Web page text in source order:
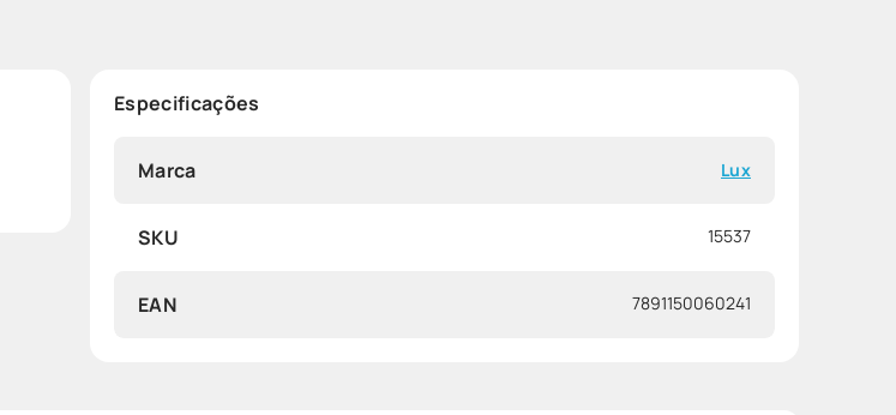
Especificações
Marca Lux
SKU 15537
EAN 7891150060241